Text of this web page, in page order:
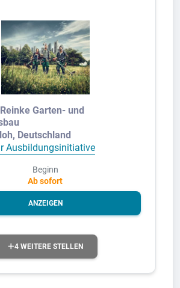
Garten- und
Deutschland
Ausbildungsinitiative
Beginn
Ab sofort
ANZEIGEN
4 WEITERE STELLEN